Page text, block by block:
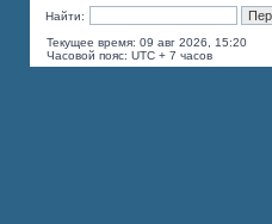
Найти:
Текущее время: 09 авг 2026, 15:20
Часовой пояс: UTC + 7 часов